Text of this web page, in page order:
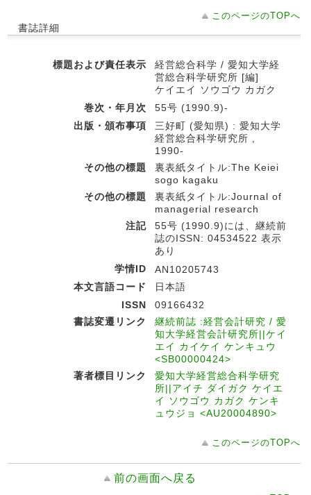
このページのTOPへ
書誌詳細
標題および責任表示
経営総合科学 / 愛知大学経
営総合科学研究所 [編]
ケイエイ ソウゴウ カガク
巻次・年月次
55号 (1990.9)-
出版・頒布事項
三好町 (愛知県) : 愛知大学
経営総合科学研究所 ,
1990-
その他の標題
裏表紙タイトル:The Keiei
sogo kagaku
その他の標題
裏表紙タイトル:Journal of
managerial research
注記
55号 (1990.9)には、継続前
誌のISSN: 04534522 表示
あり
学情ID
AN10205743
本文言語コード
日本語
ISSN
09166432
書誌変遷リンク
継続前誌 :経営会計研究 / 愛
知大学経営会計研究所||ケイ
エイ カイケイ ケンキュウ
<SB00000424>
著者標目リンク
愛知大学経営総合科学研究
所||アイチ ダイガク ケイエ
イ ソウゴウ カガク ケンキ
ュウジョ <AU20004890>
このページのTOPへ
前の画面へ戻る